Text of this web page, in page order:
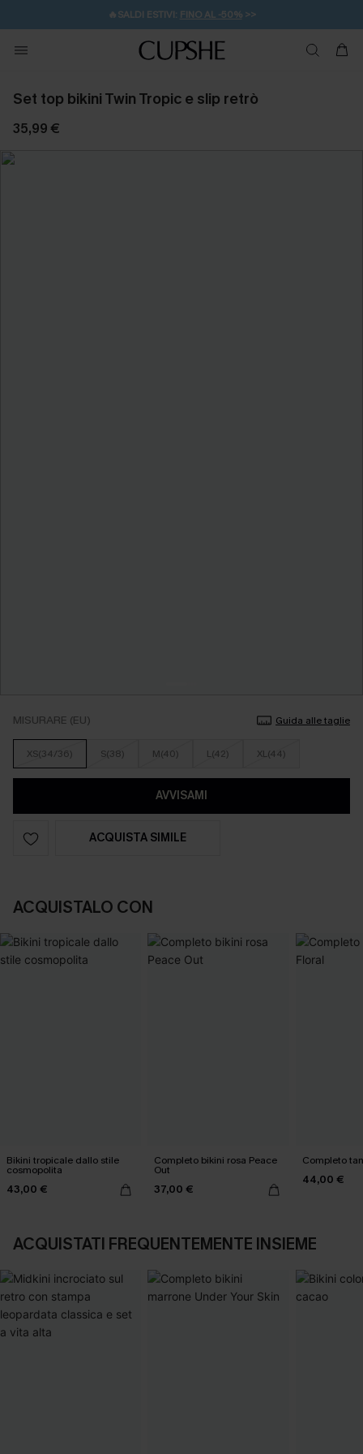
🔥SALDI ESTIVI: FINO AL -50%>>
🚚SPEDIZIONE GRATUITA DA 49€
💌REGALO PER I NUOVI: 20% DI SCONTO*
Set top bikini Twin Tropic e slip retrò
35,99 €
MISURARE (EU) Guida alle taglie
XS(34/36) S(38) M(40) L(42) XL(44)
AVVISAMI
ACQUISTA SIMILE
ACQUISTALO CON
Bikini tropicale dallo stile
cosmopolita
43,00 €
Completo bikini rosa Peace
Out
37,00 €
Completo
44,00 €
ACQUISTATI FREQUENTEMENTE INSIEME